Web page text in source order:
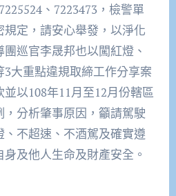
、7223473，檢警單
定，請安心舉發，以淨化
巡官李晟邦也以闖紅燈、
大重點違規取締工作分享案
以108年11月至12月份轄區
分析肇事原因，籲請駕駛
不超速、不酒駕及確實遵
及他人生命及財產安全。